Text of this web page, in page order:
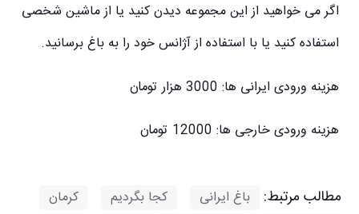
اگر می خواهید از این مجموعه دیدن کنید یا از ماشین شخصی
استفاده کنید یا با استفاده از آژانس خود را به باغ برسانید.
هزینه ورودی ایرانی ها:
هزینه ورودی خارجی ها:‌
مطالب مرتبط: باغ ایرانی کجا بگردیم کرمان